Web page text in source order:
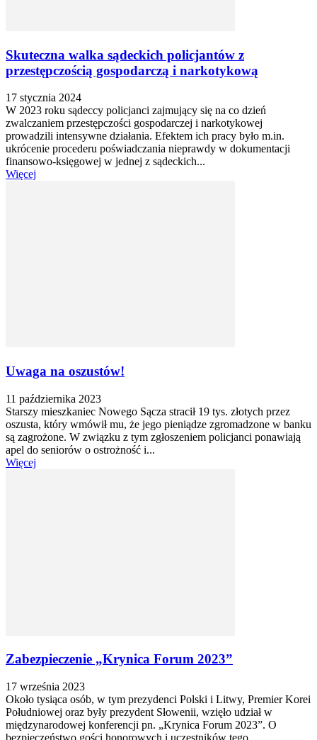
Skuteczna walka sądeckich policjantów z
przestępczością gospodarczą i narkotykową
17 stycznia 2024
W 2023 roku sądeccy policjanci zajmujący się na co dzień
zwalczaniem przestępczości gospodarczej i narkotykowej
prowadzili intensywne działania. Efektem ich pracy było m.in.
ukrócenie procederu poświadczania nieprawdy w dokumentacji
finansowo-księgowej w jednej z sądeckich...
Więcej
Uwaga na oszustów!
11 października 2023
Starszy mieszkaniec Nowego Sącza stracił 19 tys. złotych przez
oszusta, który wmówił mu, że jego pieniądze zgromadzone w banku
są zagrożone. W związku z tym zgłoszeniem policjanci ponawiają
apel do seniorów o ostrożność i...
Więcej
Zabezpieczenie „Krynica Forum 2023”
17 września 2023
Około tysiąca osób, w tym prezydenci Polski i Litwy, Premier Korei
Południowej oraz były prezydent Słowenii, wzięło udział w
międzynarodowej konferencji pn. „Krynica Forum 2023”. O